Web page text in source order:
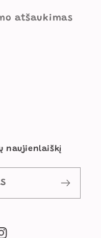
atšaukimas
naujienlaiškį